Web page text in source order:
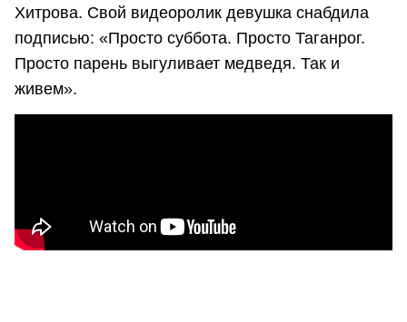
Хитрова. Свой видеоролик девушка снабдила
подписью: «Просто суббота. Просто Таганрог.
Просто парень выгуливает медведя. Так и
живем».